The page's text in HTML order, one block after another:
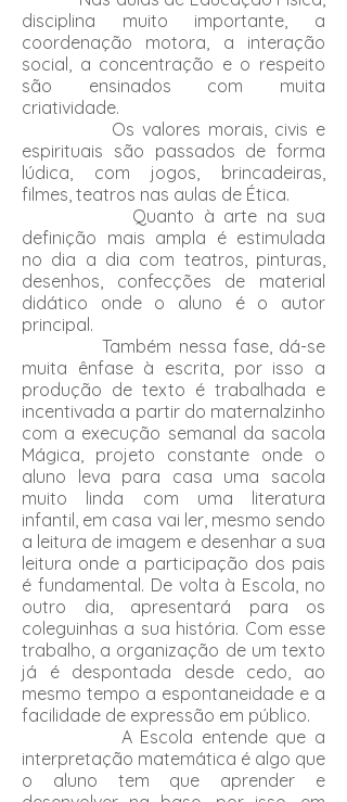
disciplina muito importante, a
coordenação motora, a interação
social, a concentração e o respeito
são ensinados com muita
criatividade.
Os valores morais, civis e
espirituais são passados de forma
lúdica, com jogos, brincadeiras,
filmes, teatros nas aulas de Ética.
Quanto à arte na sua
definição mais ampla é estimulada
no dia a dia com teatros, pinturas,
desenhos, confecções de material
didático onde o aluno é o autor
principal.
Também nessa fase, dá-se
muita ênfase à escrita, por isso a
produção de texto é trabalhada e
incentivada a partir do maternalzinho
com a execução semanal da sacola
Mágica, projeto constante onde o
aluno leva para casa uma sacola
muito linda com uma literatura
infantil, em casa vai ler, mesmo sendo
a leitura de imagem e desenhar a sua
leitura onde a participação dos pais
é fundamental. De volta à Escola, no
outro dia, apresentará para os
coleguinhas a sua história. Com esse
trabalho, a organização de um texto
já é despontada desde cedo, ao
mesmo tempo a espontaneidade e a
facilidade de expressão em público.
A Escola entende que a
interpretação matemática é algo que
o aluno tem que aprender e